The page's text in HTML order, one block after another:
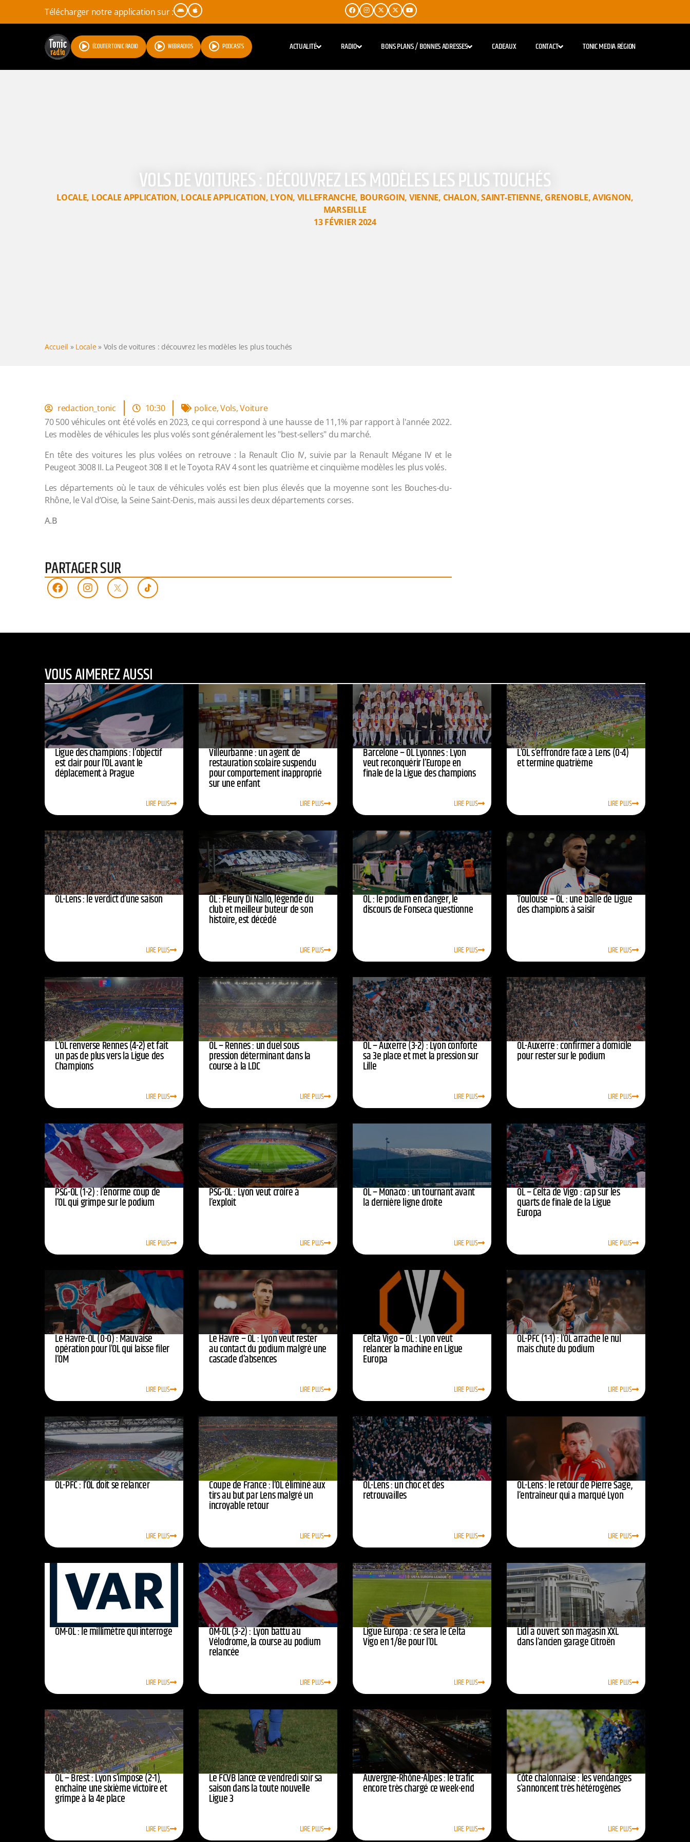
Télécharger notre application sur :
ÉCOUTER TONIC RADIO WEBRADIOS PODCASTS ACTUALITÉ RADIO BONS PLANS / BONNES ADRESSES CADEAUX CONTACT TONIC MEDIA RÉGION
VOLS DE VOITURES : DÉCOUVREZ LES MODÈLES LES PLUS TOUCHÉS
LOCALE, LOCALE APPLICATION, LOCALE APPLICATION, LYON, VILLEFRANCHE, BOURGOIN, VIENNE, CHALON,SAINT-ETIENNE, GRENOBLE,AVIGNON,
MARSEILLE
13 FÉVRIER 2024
Accueil » Locale» Vols de voitures : découvrez les modèles les plus touchés
redaction_tonic 10:30 police,Vols,Voiture
70 500 véhicules ont été volés en 2023, ce qui correspond à une hausse de 11,1% par rapport à l'année 2022.
Les modèles de véhicules les plus volés sont généralement les "best-sellers" du marché.
En tête des voitures les plus volées on retrouve : la Renault Clio IV, suivie par la Renault Mégane IV et le
Peugeot 3008 II. La Peugeot 308 II et le Toyota RAV 4 sont les quatrième et cinquième modèles les plus volés.
Les départements où le taux de véhicules volés est bien plus élevés que la moyenne sont les Bouches-du-
Rhône, le Val d’Oise, la Seine Saint-Denis, mais aussi les deux départements corses.
A.B
PARTAGER SUR
VOUS AIMEREZ AUSSI
Ligue des champions : l’objectif
est clair pour l’OL avant le
déplacement à Prague
LIRE PLUS
Villeurbanne : un agent de
restauration scolaire suspendu
pour comportement inapproprié
sur une enfant
LIRE PLUS
Barcelone – OL Lyonnes : Lyon
veut reconquérir l’Europe en
finale de la Ligue des champions
LIRE PLUS
L’OL s’effrondre face à Lens (0-4)
et termine quatrième
LIRE PLUS
OL-Lens : le verdict d’une saison
LIRE PLUS
OL : Fleury Di Nallo, légende du
club et meilleur buteur de son
histoire, est décédé
LIRE PLUS
OL : le podium en danger, le
discours de Fonseca questionne
LIRE PLUS
Toulouse – OL : une balle de Ligue
des champions à saisir
LIRE PLUS
L’OL renverse Rennes (4-2) et fait
un pas de plus vers la Ligue des
Champions
LIRE PLUS
OL – Rennes : un duel sous
pression déterminant dans la
course à la LDC
LIRE PLUS
OL – Auxerre (3-2) : Lyon conforte
sa 3e place et met la pression sur
Lille
LIRE PLUS
OL-Auxerre : confirmer à domicile
pour rester sur le podium
LIRE PLUS
PSG-OL (1-2) : l’énorme coup de
l’OL qui grimpe sur le podium
LIRE PLUS
PSG-OL : Lyon veut croire à
l’exploit
LIRE PLUS
OL – Monaco : un tournant avant
la dernière ligne droite
LIRE PLUS
OL – Celta de Vigo : cap sur les
quarts de finale de la Ligue
Europa
LIRE PLUS
Le Havre-OL (0-0) : Mauvaise
opération pour l’OL qui laisse filer
l’OM
LIRE PLUS
Le Havre – OL : Lyon veut rester
au contact du podium malgré une
cascade d’absences
LIRE PLUS
Celta Vigo – OL : Lyon veut
relancer la machine en Ligue
Europa
LIRE PLUS
OL-PFC (1-1) : l’OL arrache le nul
mais chute du podium
LIRE PLUS
OL-PFC : l’OL doit se relancer
LIRE PLUS
Coupe de France : l’OL éliminé aux
tirs au but par Lens malgré un
incroyable retour
LIRE PLUS
OL-Lens : un choc et des
retrouvailles
LIRE PLUS
OL-Lens : le retour de Pierre Sage,
l’entraîneur qui a marqué Lyon
LIRE PLUS
OM-OL : le millimètre qui interroge
LIRE PLUS
OM-OL (3-2) : Lyon battu au
Vélodrome, la course au podium
relancée
LIRE PLUS
Ligue Europa : ce sera le Celta
Vigo en 1/8e pour l’OL
LIRE PLUS
Lidl a ouvert son magasin XXL
dans l’ancien garage Citroën
LIRE PLUS
OL – Brest : Lyon s’impose (2-1),
enchaîne une sixième victoire et
grimpe à la 4e place
LIRE PLUS
Le FCVB lance ce vendredi soir sa
saison dans la toute nouvelle
Ligue 3
LIRE PLUS
Auvergne-Rhône-Alpes : le trafic
encore très chargé ce week-end
LIRE PLUS
Côte chalonnaise : les vendanges
s’annoncent très hétérogènes
LIRE PLUS